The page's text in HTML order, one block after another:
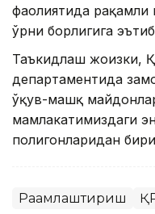
фаолиятида рақамли
ўрни борлигига
Таъкидлаш жоизки,
департаментида
ўқув-машқ
мамлакатимиздаги
полигонларидан
Рақамлаштириш